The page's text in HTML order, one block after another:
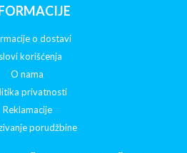
o dostavi
korišćenja
O nama
privatnosti
Reklamacije
porudžbine